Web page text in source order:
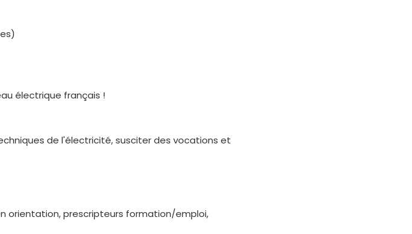
électrique français !
de l'électricité, susciter des vocations et
orientation, prescripteurs formation/emploi,